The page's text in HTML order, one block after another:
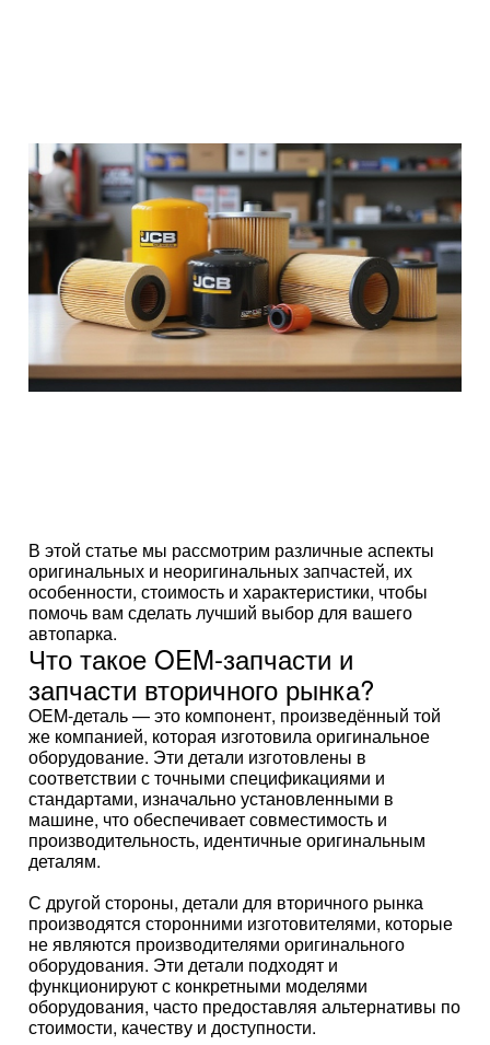
В этой статье мы рассмотрим различные аспекты
оригинальных и неоригинальных запчастей, их
особенности, стоимость и характеристики, чтобы
помочь вам сделать лучший выбор для вашего
автопарка.
Что такое OEM-запчасти и
запчасти вторичного рынка?
OEM-деталь — это компонент, произведённый той
же компанией, которая изготовила оригинальное
оборудование. Эти детали изготовлены в
соответствии с точными спецификациями и
стандартами, изначально установленными в
машине, что обеспечивает совместимость и
производительность, идентичные оригинальным
деталям.
С другой стороны, детали для вторичного рынка
производятся сторонними изготовителями, которые
не являются производителями оригинального
оборудования. Эти детали подходят и
функционируют с конкретными моделями
оборудования, часто предоставляя альтернативы по
стоимости, качеству и доступности.